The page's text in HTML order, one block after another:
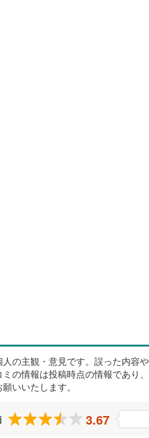
の主観・意見です。誤った内容
ミの情報は投稿時点の情報であり
いいたします。
3.67